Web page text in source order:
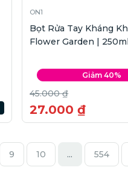
ON1
Bọt Rửa Tay Kháng
Flower Garden | 250ml
Giảm 40%
45.000 ₫
27.000 ₫
9 10 ... 554